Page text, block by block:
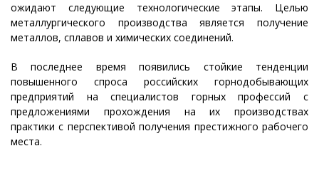
ожидают следующие технологические этапы. Целью
металлургического производства является получение
металлов, сплавов и химических соединений.
В последнее время появились стойкие тенденции
повышенного спроса российских горнодобывающих
предприятий на специалистов горных профессий с
предложениями прохождения на их производствах
практики с перспективой получения престижного рабочего
места.